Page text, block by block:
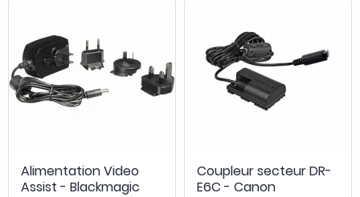
équipements depuis une source commune.
Chargeurs dédiés, modèles universels, stations
multibatteries etalimentations secteur photo-vidéo
couvrent ainsi différents besoins autour du boîtier,
depuis la préparation des batteries jusqu’à l’utilisation
Alimentation Video
Assist - Blackmagic
Coupleur secteur DR-
E6C - Canon